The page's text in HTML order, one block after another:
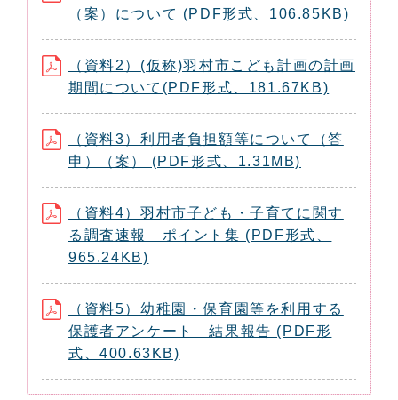
（案）について (PDF形式、106.85KB)
（資料2）(仮称)羽村市こども計画の計画
期間について(PDF形式、181.67KB)
（資料3）利用者負担額等について（答
申）（案） (PDF形式、1.31MB)
（資料4）羽村市子ども・子育てに関す
る調査速報 ポイント集 (PDF形式、
965.24KB)
（資料5）幼稚園・保育園等を利用する
保護者アンケート 結果報告 (PDF形
式、400.63KB)